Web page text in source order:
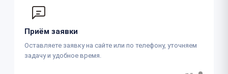
Приём заявки
Оставляете заявку на сайте или по телефону, уточняем
задачу и удобное время.